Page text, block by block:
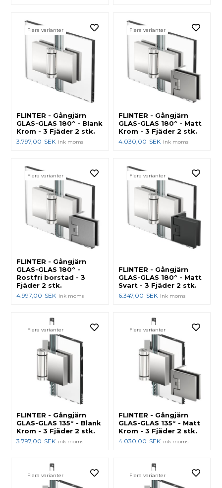
Flera varianter
FLINTER - Gångjärn
GLAS-GLAS 180° - Blank
Krom - 3 Fjäder 2 stk.
3.797,00 SEK ink moms
Flera varianter
FLINTER - Gångjärn
GLAS-GLAS 180° - Matt
Krom - 3 Fjäder 2 stk.
4.030,00 SEK ink moms
Flera varianter
FLINTER - Gångjärn
GLAS-GLAS 180° -
Rostfri borstad - 3
Fjäder 2 stk.
4.997,00 SEK ink moms
Flera varianter
FLINTER - Gångjärn
GLAS-GLAS 180° - Matt
Svart - 3 Fjäder 2 stk.
6.347,00 SEK ink moms
Flera varianter
FLINTER - Gångjärn
GLAS-GLAS 135° - Blank
Krom - 3 Fjäder 2 stk.
3.797,00 SEK ink moms
Flera varianter
FLINTER - Gångjärn
GLAS-GLAS 135° - Matt
Krom - 3 Fjäder 2 stk.
4.030,00 SEK ink moms
Flera varianter Flera varianter